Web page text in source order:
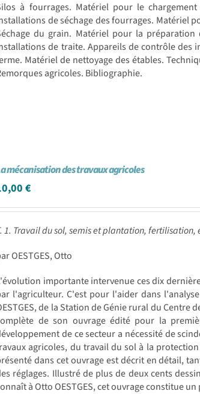
à fourrages. Matériel pour le
de séchage des fourrages. Matériel
du grain. Matériel pour la
de traite. Appareils de contrôle des
Matériel de nettoyage des étables.
agricoles. Bibliographie.
mécanisation des travaux agricoles
€
1. Travail du sol, semis et plantation,
OESTGES, Otto
importante intervenue ces dix
l'agriculteur. C'est pour l'aider dans
de la Station de Génie rural du Centre
de son ouvrage édité pour la
de ce secteur a nécessité de
agricoles, du travail du sol à la
dans cet ouvrage est décrit en détail,
réglages. Illustré de plus de deux cents
à Otto OESTGES, cet ouvrage constitue